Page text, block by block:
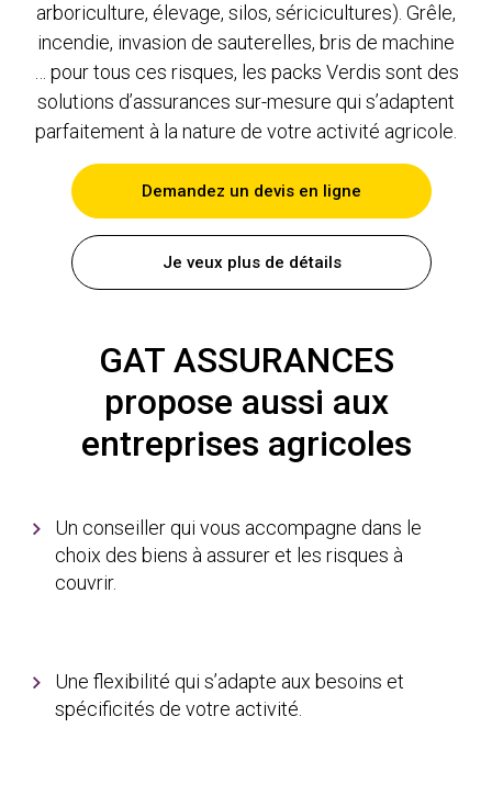
arboriculture, élevage, silos, séricicultures). Grêle,
incendie, invasion de sauterelles, bris de machine
… pour tous ces risques, les packs Verdis sont des
solutions d’assurances sur-mesure qui s’adaptent
parfaitement à la nature de votre activité agricole.
Demandez un devis en ligne
Je veux plus de détails
GAT ASSURANCES
propose aussi aux
entreprises agricoles
Un conseiller qui vous accompagne dans le
choix des biens à assurer et les risques à
couvrir.
Une flexibilité qui s’adapte aux besoins et
spécificités de votre activité.